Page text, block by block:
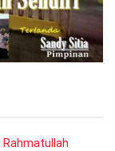
Rahmatullah